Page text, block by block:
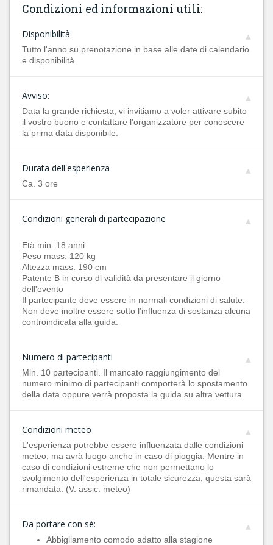
Condizioni ed informazioni utili:
Disponibilità
Tutto l'anno su prenotazione in base alle date di calendario
e disponibilità
Avviso:
Data la grande richiesta, vi invitiamo a voler attivare subito
il vostro buono e contattare l'organizzatore per conoscere
la prima data disponibile.
Durata dell'esperienza
Ca. 3 ore
Condizioni generali di partecipazione
Età min. 18 anni
Peso mass. 120 kg
Altezza mass. 190 cm
Patente B in corso di validità da presentare il giorno
dell'evento
Il partecipante deve essere in normali condizioni di salute.
Non deve inoltre essere sotto l'influenza di sostanza alcuna
controindicata alla guida.
Numero di partecipanti
Min. 10 partecipanti. Il mancato raggiungimento del
numero minimo di partecipanti comporterà lo spostamento
della data oppure verrà proposta la guida su altra vettura.
Condizioni meteo
L'esperienza potrebbe essere influenzata dalle condizioni
meteo, ma avrà luogo anche in caso di pioggia. Mentre in
caso di condizioni estreme che non permettano lo
svolgimento dell'esperienza in totale sicurezza, questa sarà
rimandata. (V. assic. meteo)
Da portare con sè:
Abbigliamento comodo adatto alla stagione